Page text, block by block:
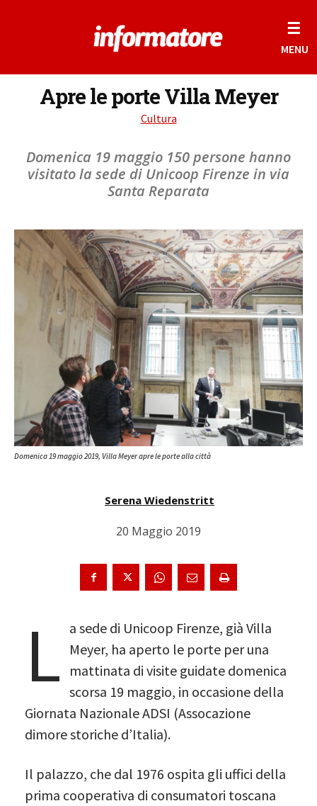
☰
MENU
Apre le porte Villa Meyer
Cultura
Domenica 19 maggio 150 persone hanno
visitato la sede di Unicoop Firenze in via
Santa Reparata
Domenica 19 maggio 2019, Villa Meyer apre le porte alla città
Serena Wiedenstritt
20 Maggio 2019
L a sede di Unicoop Firenze, già Villa
Meyer, ha aperto le porte per una
mattinata di visite guidate domenica
scorsa 19 maggio, in occasione della
Giornata Nazionale ADSI (Assocazione
dimore storiche d’Italia).
Il palazzo, che dal 1976 ospita gli uffici della
prima cooperativa di consumatori toscana